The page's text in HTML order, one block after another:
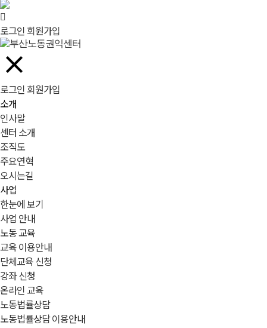
로그인 회원가입
로그인 회원가입
소개
인사말
센터 소개
조직도
주요연혁
오시는길
사업
한눈에 보기
사업 안내
노동 교육
교육 이용안내
단체교육 신청
강좌 신청
온라인 교육
노동법률상담
노동법률상담 이용안내